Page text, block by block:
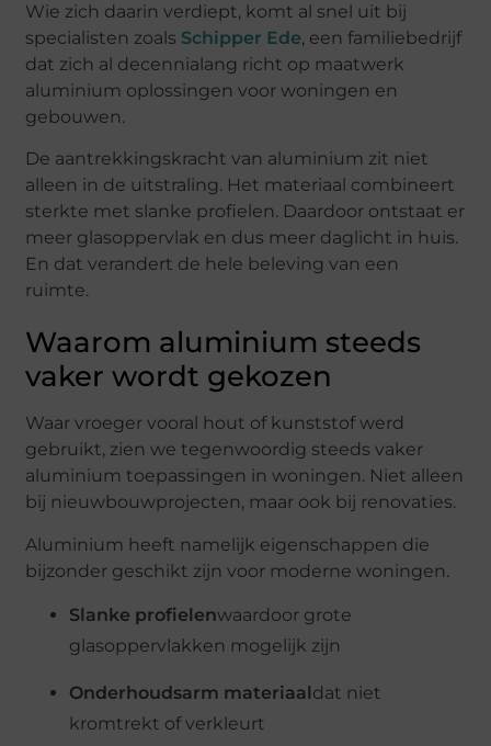
Wie zich daarinverdiept, komt al snel uit bij
specialisten zoals Schipper Ede, een familiebedrijf
dat zich al decennialang richt op maatwerk
aluminium oplossingenvoorwoningen en
gebouwen.
De aantrekkingskrachtvan aluminium zit niet
alleen in de uitstraling. Het materiaal combineert
sterkte met slanke profielen. Daardoor ontstaat er
meer glasoppervlak en dus meer daglicht in huis.
En datverandert de hele belevingvan een
ruimte.
Waarom aluminium steeds
vakerwordt gekozen
Waarvroegervooral hout of kunststofwerd
gebruikt, zienwe tegenwoordig steedsvaker
aluminium toepassingen inwoningen. Niet alleen
bij nieuwbouwprojecten, maar ook bij renovaties.
Aluminium heeft namelijk eigenschappen die
bijzonder geschikt zijnvoor modernewoningen.
Slanke profielenwaardoor grote
glasoppervlakken mogelijk zijn
Onderhoudsarm materiaaldat niet
kromtrekt ofverkleurt